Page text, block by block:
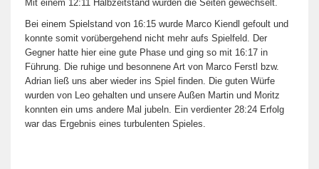
Mit einem 12:11 Halbzeitstand wurden die Seiten gewechselt.
Bei einem Spielstand von 16:15 wurde Marco Kiendl gefoult und
konnte somit vorübergehend nicht mehr aufs Spielfeld. Der
Gegner hatte hier eine gute Phase und ging so mit 16:17 in
Führung. Die ruhige und besonnene Art von Marco Ferstl bzw.
Adrian ließ uns aber wieder ins Spiel finden. Die guten Würfe
wurden von Leo gehalten und unsere Außen Martin und Moritz
konnten ein ums andere Mal jubeln. Ein verdienter 28:24 Erfolg
war das Ergebnis eines turbulenten Spieles.